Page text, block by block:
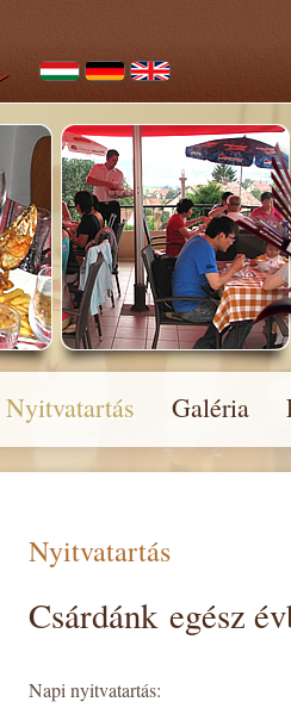
Nyitvatartás Galéria
Nyitvatartás
Csárdánk egész
Napi nyitvatartás: